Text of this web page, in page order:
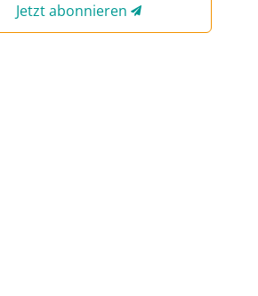
Jetzt abonnieren